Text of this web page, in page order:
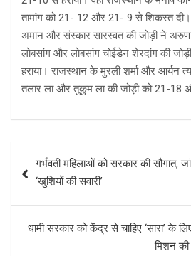
तामांग को 21- 12 और 21- 9 से शिकस्त दी।
अमान और संस्कार सारस्वत की जोड़ी ने
लोबसांग और लोबसांग चोईडेन शेरदांग की
हराया। राजस्थान के मुरली शर्मा और आर्यन
तलार ला और तुकुम ला की जोड़ी को 21-18
navigation
गर्भवती महिलाओं को सरकार की सौगात,
‘खुशियों की सवारी’
धामी सरकार को केंद्र से चाहिए ‘सारा’ के
मिशन